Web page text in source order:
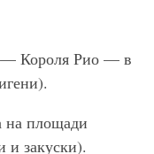
— Короля Рио — в
на площади
и закуски).